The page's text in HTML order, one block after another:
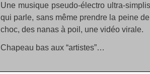
Une musique pseudo-électro ultra-
qui parle, sans même prendre la peine
choc, des nanas à poil, une vidéo virale.
Chapeau bas aux “artistes”…